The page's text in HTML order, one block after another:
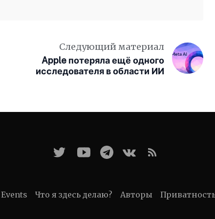
Следующий материал
Apple потеряла ещё одного
исследователя в области ИИ
Events Что я здесь делаю? Авторы